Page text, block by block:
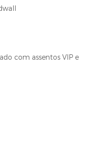
com assentos VIP e